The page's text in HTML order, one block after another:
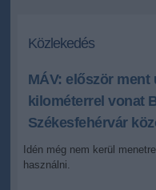
Közlekedés
MÁV: először ment
kilométerrel vonat
Székesfehérvár
Idén még nem kerül
használni.